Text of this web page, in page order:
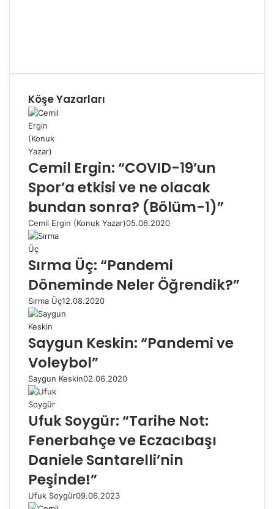
Köşe Yazarları
Cemil Ergin: “COVID-19’un
Spor’a etkisi ve ne olacak
bundan sonra? (Bölüm-1)”
Cemil Ergin (Konuk Yazar)05.06.2020
Sırma Üç: “Pandemi
Döneminde Neler Öğrendik?”
Sırma Üç12.08.2020
Saygun Keskin: “Pandemi ve
Voleybol”
Saygun Keskin02.06.2020
Ufuk Soygür: “Tarihe Not:
Fenerbahçe ve Eczacıbaşı
Daniele Santarelli’nin
Peşinde!”
Ufuk Soygür09.06.2023